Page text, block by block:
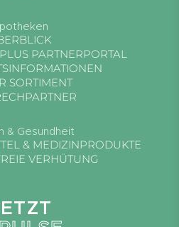
PARTNERPORTAL
SORTIMENT
& Gesundheit
& MEDIZINPRODUKTE
VERHÜTUNG